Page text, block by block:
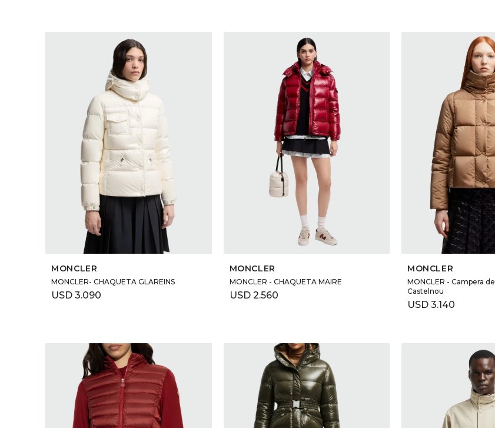
SELECCIONAR TALLE
MONCLER
MONCLER- CHAQUETA GLAREINS
USD 3.090
SELECCIONAR TALLE
MONCLER
MONCLER - CHAQUETA MAIRE
USD 2.560
MONCLER
MONCLER - Campera
Castelnou
USD 3.140